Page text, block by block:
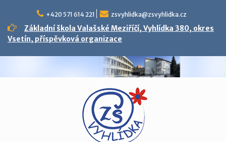
content
+420 571 614 221 zsvyhlidka@zsvyhlidka.cz
Základní škola Valašské Meziříčí, Vyhlídka 380, okres
Vsetín, příspěvková organizace